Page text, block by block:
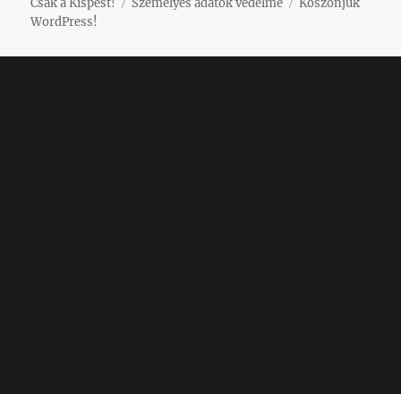
Csak a Kispest! Személyes adatok védelme
Köszönjük
WordPress!